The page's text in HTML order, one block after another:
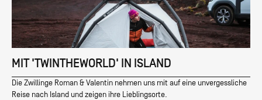
MIT 'TWINTHEWORLD' IN ISLAND
Die Zwillinge Roman & Valentin nehmen uns mit auf eine unvergessliche
Reise nach Island und zeigen ihre Lieblingsorte.